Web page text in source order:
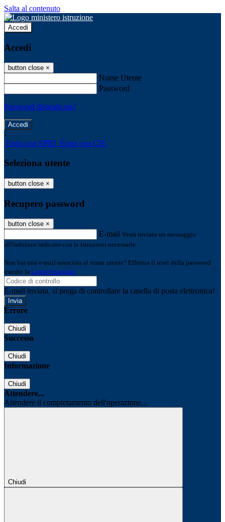
Salta al contenuto
Accedi
Accedi
button close ×
Nome Utente
Password
Password dimenticata?
-
Entra con SPID Entra con CIE
Seleziona utente
button close ×
Recupero password
button close ×
E-mail Verrà inviato un messaggio
all'indirizzo indicato con le istruzioni necessarie.
Non hai una e-mail associata al nome utente? Effettua il reset della password
tramite la Login Spaggiari
E-mail inviata, si prega di controllare la casella di posta elettronica!
Errore
Chiudi
Successo
Chiudi
Informazione
Chiudi
Attendere...
Attendere il completamento dell'operazione...
Chiudi